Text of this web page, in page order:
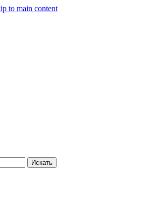
to main content
Искать